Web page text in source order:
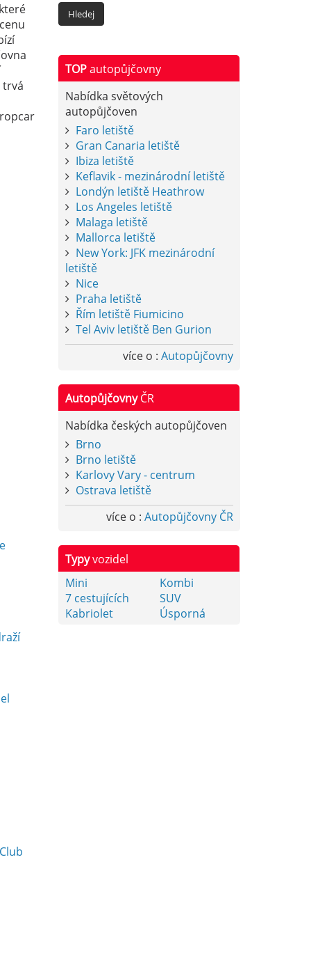
trvá
TOPautopůjčovny
Nabídka světových
autopůjčoven
Faro letiště
Gran Canaria letiště
Ibiza letiště
Keflavik - mezinárodní letiště
Londýn letiště Heathrow
Los Angeles letiště
Malaga letiště
Mallorca letiště
New York: JFK mezinárodní
letiště
Nice
Praha letiště
Řím letiště Fiumicino
Tel Aviv letiště Ben Gurion
více o : Autopůjčovny
AutopůjčovnyČR
Nabídka českých autopůjčoven
Brno
Brno letiště
Karlovy Vary - centrum
Ostrava letiště
více o : Autopůjčovny ČR
Typyvozidel
Mini
Kombi
7 cestujících
SUV
Kabriolet
Úsporná